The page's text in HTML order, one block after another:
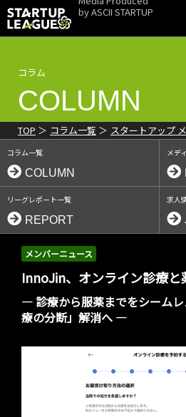
byASCII STARTUP
コラム
COLUMN
TOP コラム一覧
スタートアップ
InnoJin、オンライン診療と薬局を連携
コラム一覧
COLUMN
メデ
リーグレポート一覧
REPORT
求人
メンバーニュース
InnoJin、オンライン診療と
― 診療から服薬までをシーム
療の分断」解消へ ―